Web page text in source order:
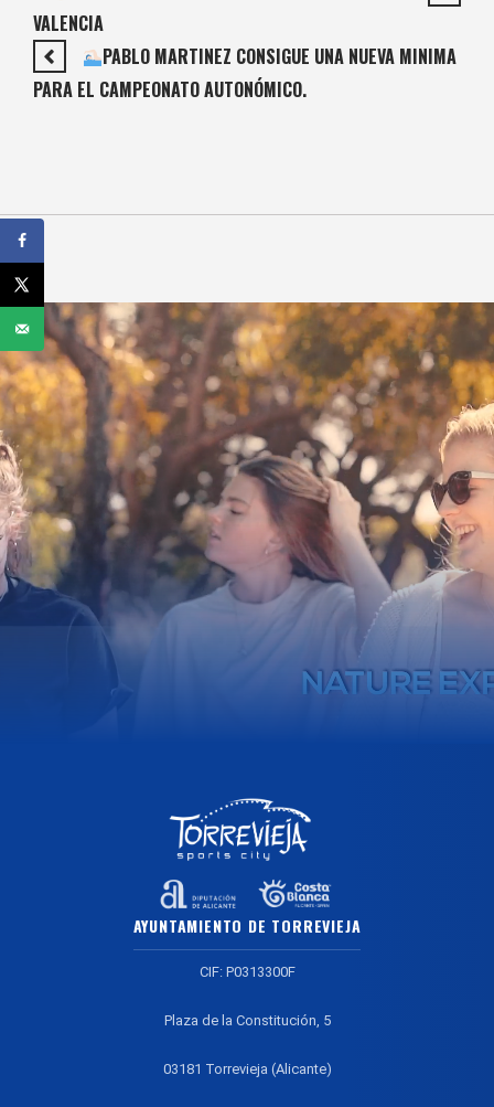
VALENCIA
PABLO MARTINEZ CONSIGUE UNA NUEVA MINIMA
PARA EL CAMPEONATO AUTONÓMICO.
AYUNTAMIENTO DE TORREVIEJA
CIF: P0313300F
Plaza de la Constitución, 5
03181 Torrevieja (Alicante)